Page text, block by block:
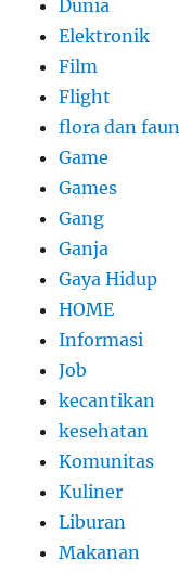
Dunia
Elektronik
Film
Flight
flora dan
Game
Games
Gang
Ganja
Gaya Hidup
HOME
Informasi
Job
kecantikan
kesehatan
Komunitas
Kuliner
Liburan
Makanan